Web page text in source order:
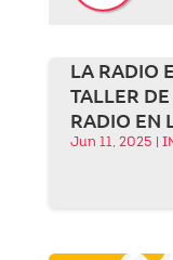
LA RADIO
TALLER
RADIO EN
Jun 11, 2025